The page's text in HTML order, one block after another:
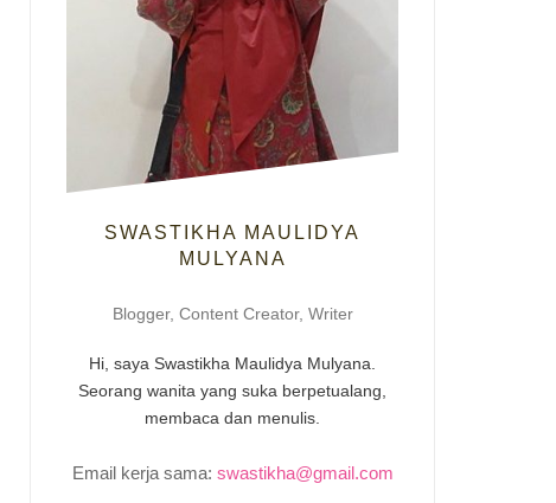
SWASTIKHA MAULIDYA
MULYANA
Blogger, Content Creator, Writer
Hi, saya Swastikha Maulidya Mulyana.
Seorang wanita yang suka berpetualang,
membaca dan menulis.
Email kerja sama: swastikha@gmail.com